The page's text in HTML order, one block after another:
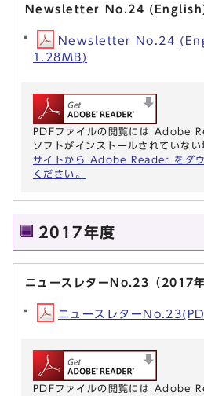
Newsletter No.24
Newsletter No.24
1.28MB)
PDFファイルの閲覧には Adobe
ソフトがインストールされていない
サイトから Adobe Reader をダウ
ください。
2017年度
ニュースレターNo.23（2017
ニュースレター
PDFファイルの閲覧には Adobe